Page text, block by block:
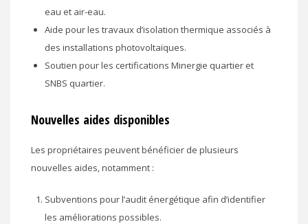
eau et air-eau.
Aide pour les travaux d’isolation thermique associés à
des installations photovoltaïques.
Soutien pour les certifications Minergie quartier et
SNBS quartier.
Nouvelles aides disponibles
Les propriétaires peuvent bénéficier de plusieurs
nouvelles aides, notamment :
Subventions pour l’audit énergétique afin d’identifier
les améliorations possibles.